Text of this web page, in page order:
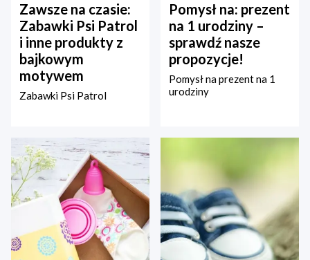
Zawsze na czasie:
Zabawki Psi Patrol
i inne produkty z
bajkowym
motywem
Zabawki Psi Patrol
Pomysł na: prezent
na 1 urodziny –
sprawdź nasze
propozycje!
Pomysł na prezent na 1
urodziny